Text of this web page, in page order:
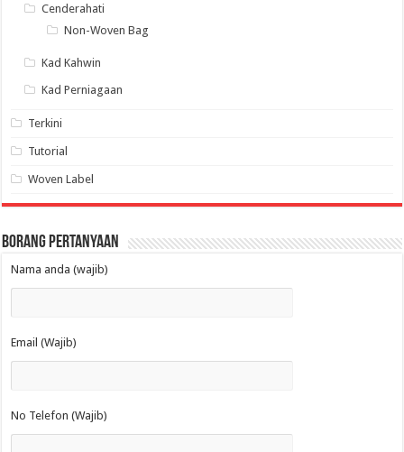
Cenderahati
Non-Woven Bag
Kad Kahwin
Kad Perniagaan
Terkini
Tutorial
Woven Label
Borang Pertanyaan
Nama anda (wajib)
Email (Wajib)
No Telefon (Wajib)